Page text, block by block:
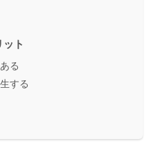
ト
る
する